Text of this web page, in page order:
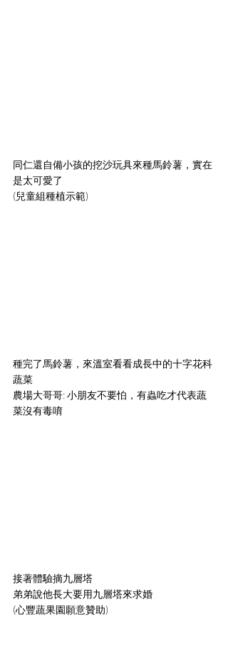
同仁還自備小孩的挖沙玩具來種馬鈴薯，實在
是太可愛了
(兒童組種植示範)
種完了馬鈴薯，來溫室看看成長中的十字花科
蔬菜
農場大哥哥: 小朋友不要怕，有蟲吃才代表蔬
菜沒有毒唷
接著體驗摘九層塔
弟弟說他長大要用九層塔來求婚
(心豐蔬果園願意贊助)